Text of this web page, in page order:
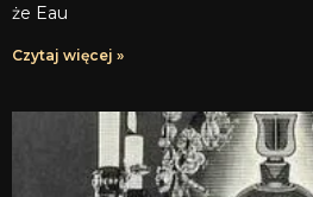
że Eau
Czytaj więcej »